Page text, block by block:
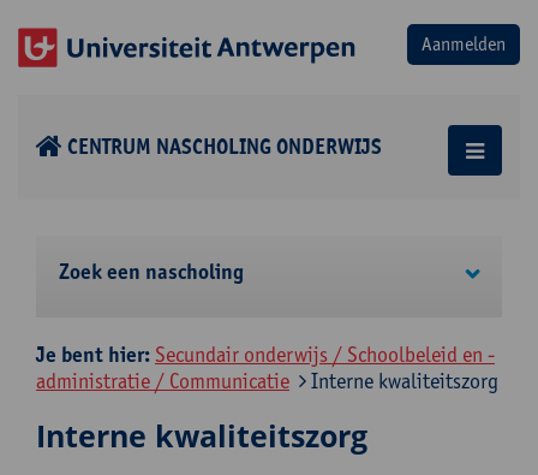
CENTRUM NASCHOLING ONDERWIJS
Zoek een nascholing
Je bent hier: Secundair onderwijs / Schoolbeleid en -
administratie / Communicatie
Interne kwaliteitszorg
Interne kwaliteitszorg